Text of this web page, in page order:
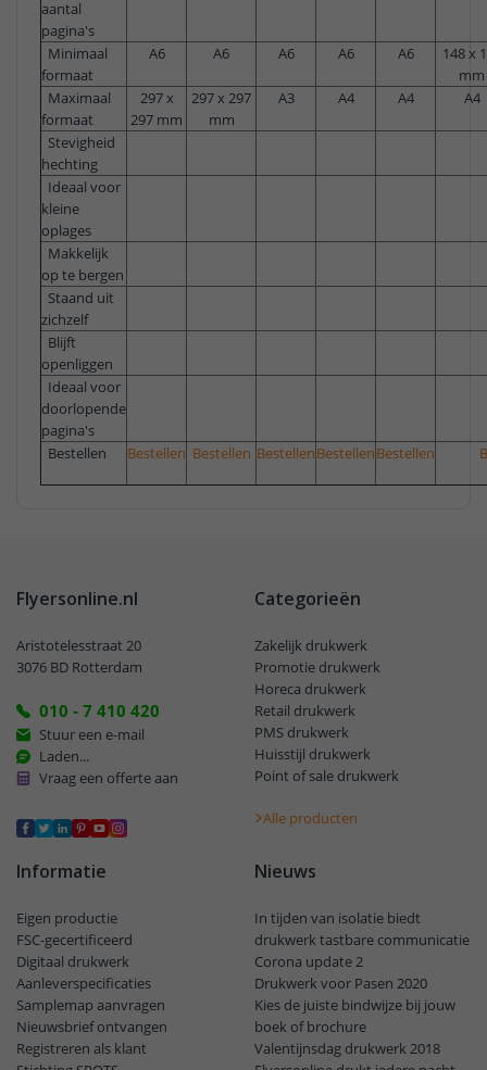
aantal
pagina's
Minimaal
formaat
A6 A6 A6 A6 A6
148 x
mm
Maximaal
formaat
297 x
297 mm
297 x 297
mm
A3 A4 A4 A4
Stevigheid
hechting
Ideaal voor
kleine
oplages
Makkelijk
op te bergen
Staand uit
zichzelf
Blijft
openliggen
Ideaal voor
doorlopende
pagina's
Bestellen
Bestellen Bestellen BestellenBestellenBestellen
Flyersonline.nl
Aristotelesstraat 20
3076 BD Rotterdam
010 - 7 410 420
Stuur een e-mail
Laden...
Vraag een offerte aan
Categorieën
Zakelijk drukwerk
Promotie drukwerk
Horeca drukwerk
Retail drukwerk
PMS drukwerk
Huisstijl drukwerk
Point of sale drukwerk
Alle producten
Informatie
Eigen productie
FSC-gecertificeerd
Digitaal drukwerk
Aanleverspecificaties
Samplemap aanvragen
Nieuwsbrief ontvangen
Registreren als klant
Nieuws
In tijden van isolatie biedt
drukwerk tastbare communicatie
Corona update 2
Drukwerk voor Pasen 2020
Kies de juiste bindwijze bij jouw
boek of brochure
Valentijnsdag drukwerk 2018